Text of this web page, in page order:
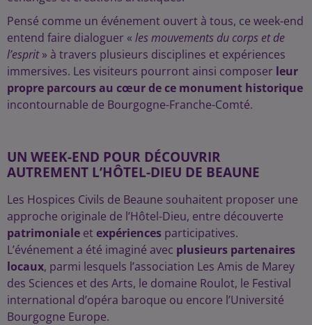
Pensé comme un événement ouvert à tous, ce week-end
entend faire dialoguer « les mouvements du corps et de
l’esprit» à travers plusieurs disciplines et expériences
immersives. Les visiteurs pourront ainsi composer leur
propre parcours au cœur de ce monument historique
incontournable de Bourgogne-Franche-Comté.
UN WEEK-END POUR DÉCOUVRIR
AUTREMENT L’HÔTEL-DIEU DE BEAUNE
Les Hospices Civils de Beaune souhaitent proposer une
approche originale de l’Hôtel-Dieu, entre découverte
patrimoniale etexpériences participatives.
L’événement a été imaginé avec plusieurs partenaires
locaux, parmi lesquels l’association Les Amis de Marey
des Sciences et des Arts, le domaine Roulot, le Festival
international d’opéra baroque ou encore l’Université
Bourgogne Europe.